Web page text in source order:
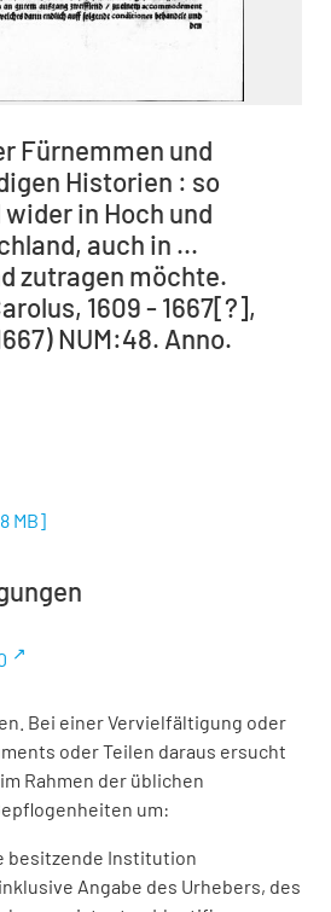
Fürnemmen und
Historien : so
in Hoch und
auch in ...
zutragen möchte.
1609 - 1667[?],
NUM:48. Anno.
MB]
Bei einer Vervielfältigung oder
oder Teilen daraus ersucht
Rahmen der üblichen
um:
besitzende Institution
Angabe des Urhebers, des